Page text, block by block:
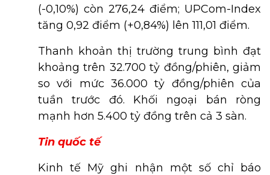
(-0,10%) còn 276,24 điểm; UPCom-Index
tăng 0,92 điểm (+0,84%) lên 111,01 điểm.
Thanh khoản thị trường trung bình đạt
khoảng trên 32.700 tỷ đồng/phiên, giảm
so với mức 36.000 tỷ đồng/phiên của
tuần trước đó. Khối ngoại bán ròng
mạnh hơn 5.400 tỷ đồng trên cả 3 sàn.
Tin quốc tế
Kinh tế Mỹ ghi nhận một số chỉ báo